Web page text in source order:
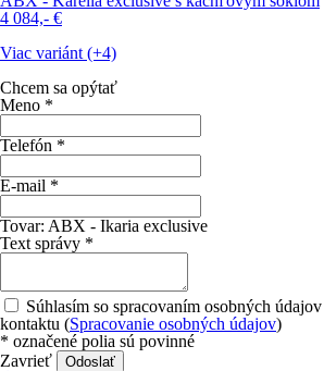
4 084,- €
Viac variánt (+4)
Chcem sa opýtať
Meno *
Telefón *
E-mail *
Tovar: ABX - Ikaria exclusive
Text správy *
Súhlasím so spracovaním osobných
kontaktu (Spracovanie osobných údajov)
* označené polia sú povinné
Zavrieť
Odoslať